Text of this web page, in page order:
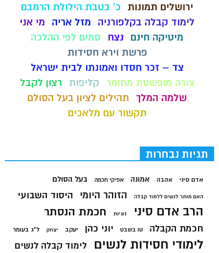
ירושלים תמונות כ' בטבת הילולת הרמבם
לימוד קבלה בקלפורניה
מזל אריה
מי אני
מיטיקה חינם
נצח
סמים לפי ההלכה
פרשת וירא חסידות
צד – זכר חסדו ואמונתו לבית ישראל
צורה מופשטת מחומר
קליפות רצון לקבל
שלמה המלך
תהילים לציון בעל הסולם
תקשור עם מלאכים
תגיות נבחרות
אדם סיני אהבה אמונה אפיקי חכמה בעל הסולם
האם מותר לנשים ללמוד קבלה הזוהר היומי היסוד השבועי
הרב אדם סיני זוגיות חכמת הנסתר
חכמת הקבלה טו בשבט יוני כהן יעקב יצחק ל"ג בעומר
לימודי חסידות לנשים לימוד קבלה לנשים